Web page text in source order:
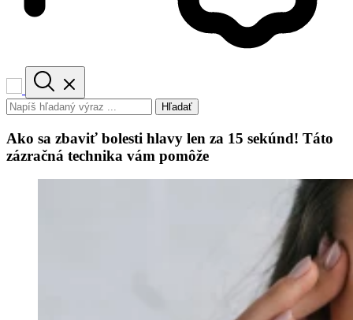
Hľadať
Ako sa zbaviť bolesti hlavy len za 15 sekúnd! Táto
zázračná technika vám pomôže